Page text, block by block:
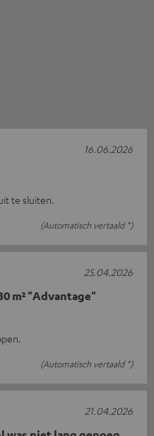
te sluiten.
(Automatisch vertaald *)
16.06.2026
m² "Advantage"
(Automatisch vertaald *)
25.04.2026
21.04.2026